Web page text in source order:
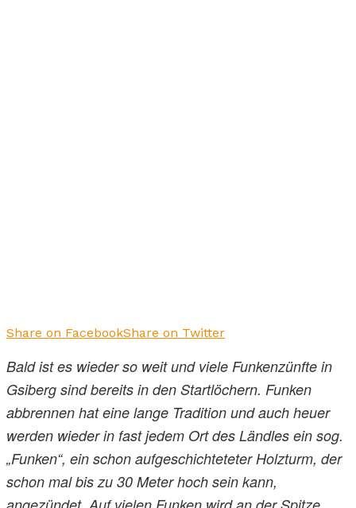
Share on FacebookShare on Twitter
Bald ist es wieder so weit und viele Funkenzünfte in
Gsiberg sind bereits in den Startlöchern. Funken
abbrennen hat eine lange Tradition und auch heuer
werden wieder in fast jedem Ort des Ländles ein sog.
„Funken“, ein schon aufgeschichteteter Holzturm, der
schon mal bis zu 30 Meter hoch sein kann,